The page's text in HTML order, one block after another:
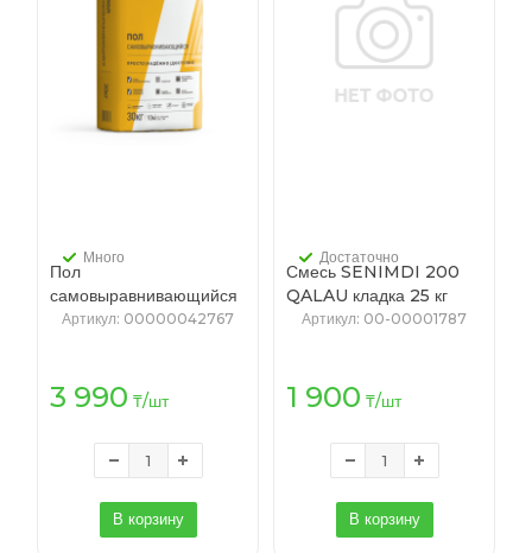
Пол
самовыравнивающийся
Сибирский Мастер 30кг
Много
Артикул: 00000042767
3 990 ₸/шт
В корзину
Смесь SENIMDI 200
QALAU кладка 25 кг
Достаточно
Артикул: 00-00001787
1 900 ₸/шт
В корзину